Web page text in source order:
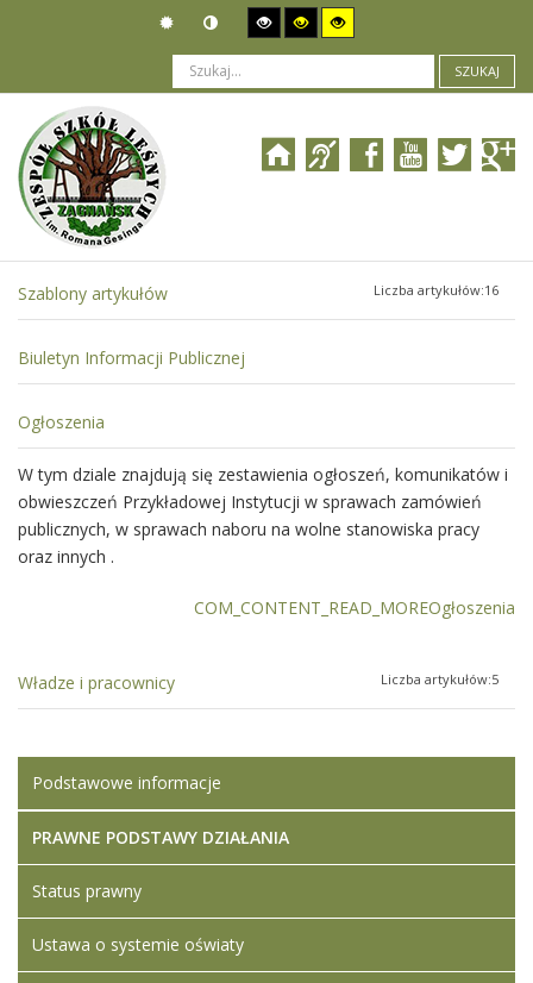
SZUKAJ
Jesteś tutaj: Działalność
Szablony artykułów Liczba artykułów:16
Biuletyn Informacji Publicznej
Ogłoszenia
W tym dziale znajdują się zestawienia ogłoszeń, komunikatów i
obwieszczeń Przykładowej Instytucji w sprawach zamówień
publicznych, w sprawach naboru na wolne stanowiska pracy
oraz innych .
COM_CONTENT_READ_MOREOgłoszenia
Władze i pracownicy Liczba artykułów:5
Podstawowe informacje
PRAWNE PODSTAWY DZIAŁANIA
Status prawny
Ustawa o systemie oświaty